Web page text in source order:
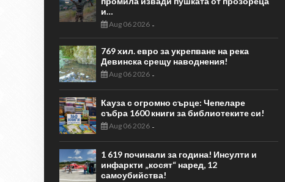
и…
Aug 06 2026 -
769 хил. евро за укрепване на река
Девинска срещу наводнения!
Aug 06 2026 -
Кауза с огромно сърце: Чепеларе
събра 1600 книги за библиотеките си!
Aug 06 2026 -
1 619 починали за година! Инсулти и
инфаркти „косят“ наред, 12
самоубийства!